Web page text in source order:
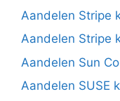
Aandelen Stripe
Aandelen Stripe
Aandelen Sun
Aandelen SUSE